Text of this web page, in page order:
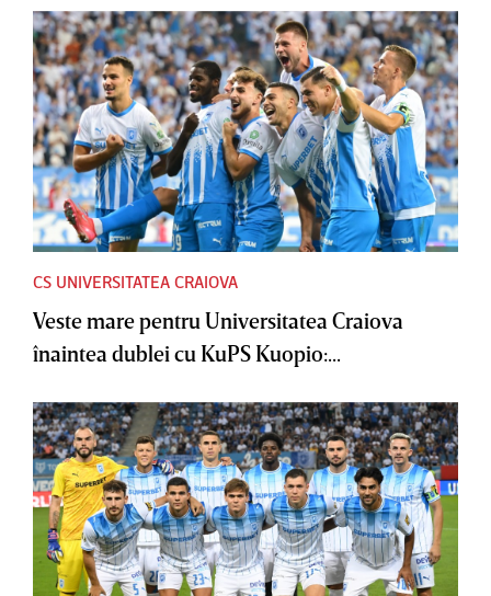
CS UNIVERSITATEA CRAIOVA
Veste mare pentru Universitatea Craiova
înaintea dublei cu KuPS Kuopio:...